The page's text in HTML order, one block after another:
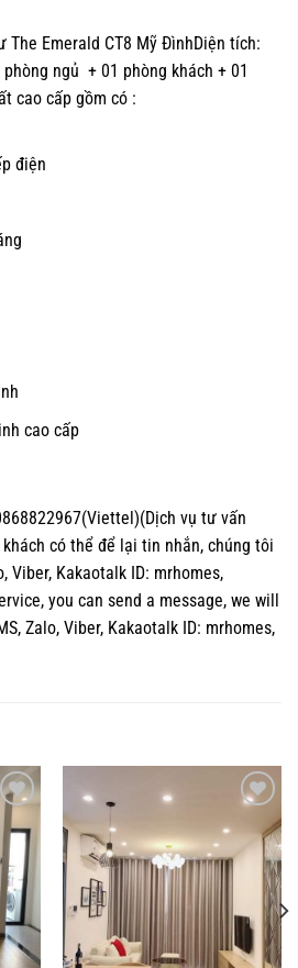
The Emerald CT8 Mỹ ĐìnhDiện tích:
ngủ + 01 phòng khách + 01
cao cấp gồm có :
điện
cao cấp
vụ tư vấn
có thể để lại tin nhắn, chúng tôi
Viber, Kakaotalk ID: mrhomes,
you can send a message, we will
Zalo, Viber, Kakaotalk ID: mrhomes,
to
Add to
Wishlist